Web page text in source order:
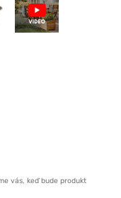
vás, keď bude produkt